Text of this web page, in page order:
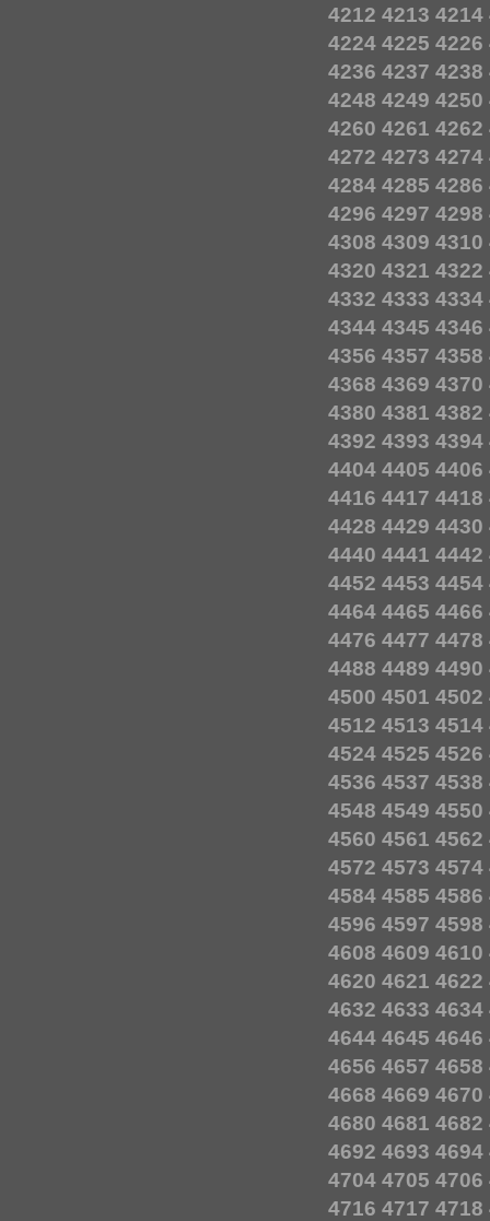
4212 4213 4214
4224 4225 4226
4236 4237 4238
4248 4249 4250
4260 4261 4262
4272 4273 4274
4284 4285 4286
4296 4297 4298
4308 4309 4310
4320 4321 4322
4332 4333 4334
4344 4345 4346
4356 4357 4358
4368 4369 4370
4380 4381 4382
4392 4393 4394
4404 4405 4406
4416 4417 4418
4428 4429 4430
4440 4441 4442
4452 4453 4454
4464 4465 4466
4476 4477 4478
4488 4489 4490
4500 4501 4502
4512 4513 4514
4524 4525 4526
4536 4537 4538
4548 4549 4550
4560 4561 4562
4572 4573 4574
4584 4585 4586
4596 4597 4598
4608 4609 4610
4620 4621 4622
4632 4633 4634
4644 4645 4646
4656 4657 4658
4668 4669 4670
4680 4681 4682
4692 4693 4694
4704 4705 4706
4716 4717 4718